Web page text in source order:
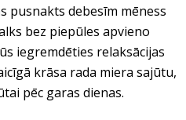
pusnakts debesīm mēness
bez piepūles apvieno
iegremdēties relaksācijas
krāsa rada miera sajūtu,
pēc garas dienas.